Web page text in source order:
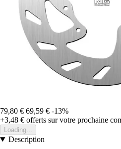
79,80 € 69,59 € -13%
+3,48 € offerts sur votre prochaine
Loading...
Description